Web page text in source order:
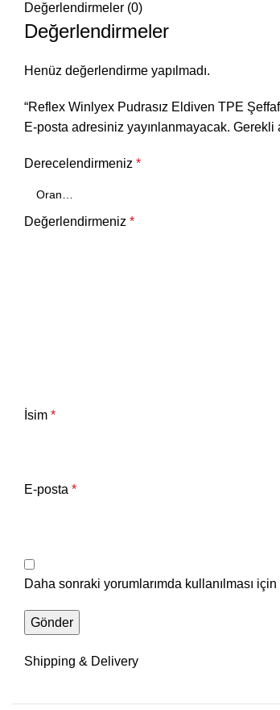
Değerlendirmeler (0)
Değerlendirmeler
Henüz değerlendirme yapılmadı.
“Reflex Winlyex Pudrasız Eldiven TPE
E-posta adresiniz yayınlanmayacak. Gerekli
Derecelendirmeniz *
Değerlendirmeniz *
İsim *
E-posta *
Daha sonraki yorumlarımda kullanılması
Shipping & Delivery